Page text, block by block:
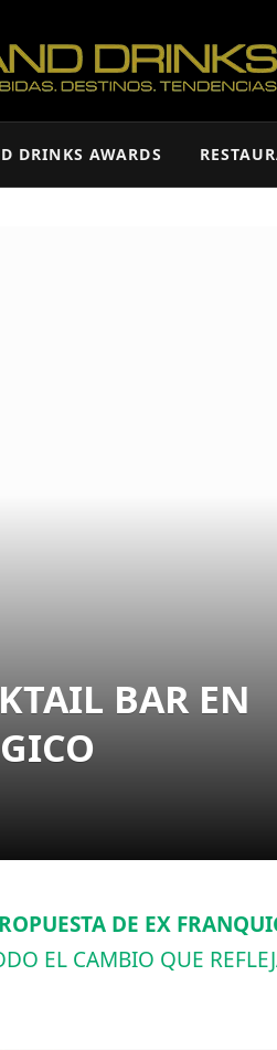
DRINKS AWARDS
BAR EN
DE EX
EL CAMBIO QUE